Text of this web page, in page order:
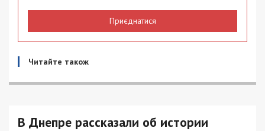
Приєднатися
Читайте також
В Днепре рассказали об истории